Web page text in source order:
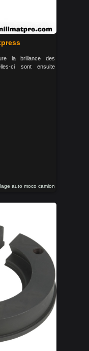
la brillance des
ci sont ensuite
auto moco camion